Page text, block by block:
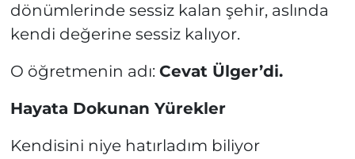
dönümlerinde sessiz kalan şehir, aslında
kendi değerine sessiz kalıyor.
O öğretmenin adı: Cevat Ülger’di.
Hayata Dokunan Yürekler
Kendisini niye hatırladım biliyor